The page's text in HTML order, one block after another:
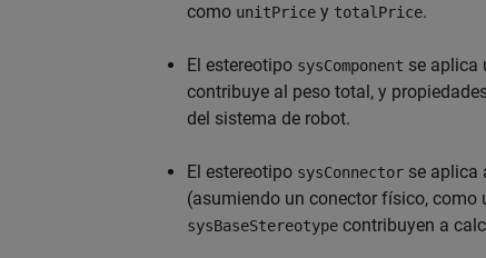
como unitPrice y totalPrice.
El estereotipo sysComponent se aplica
contribuye al peso total, y
del sistema de robot.
El estereotipo sysConnector se aplica
(asumiendo un conector físico, como
sysBaseStereotype contribuyen a